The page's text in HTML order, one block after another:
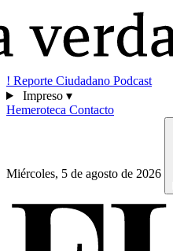
! Reporte Ciudadano Podcast
Impreso ▾
Hemeroteca Contacto
Miércoles, 5 de agosto de 2026